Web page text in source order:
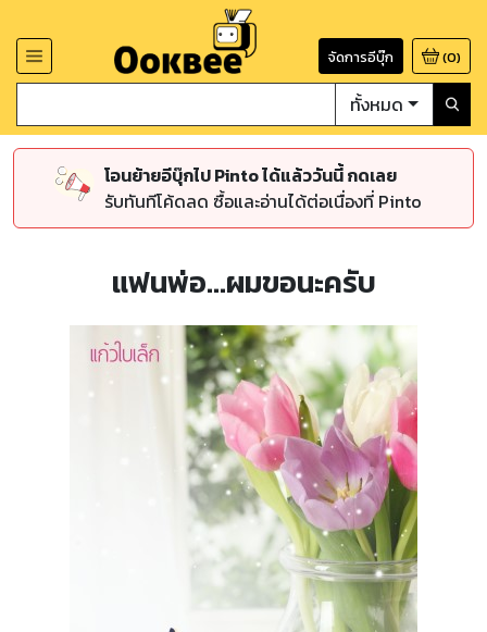
จัดการอีบุ๊ก (0)
ทั้งหมด
โอนย้ายอีบุ๊กไป Pinto ได้แล้ววันนี้ กดเลย
รับทันทีโค้ดลด ซื้อและอ่านได้ต่อเนื่องที่ Pinto
แฟนพ่อ...ผมขอนะครับ